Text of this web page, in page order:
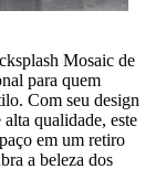
Mosaic de
para quem
Com seu design
qualidade, este
em um retiro
a beleza dos